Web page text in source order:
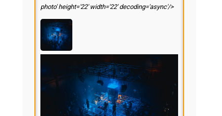
photo' height='22' width='22' decoding='async'/>